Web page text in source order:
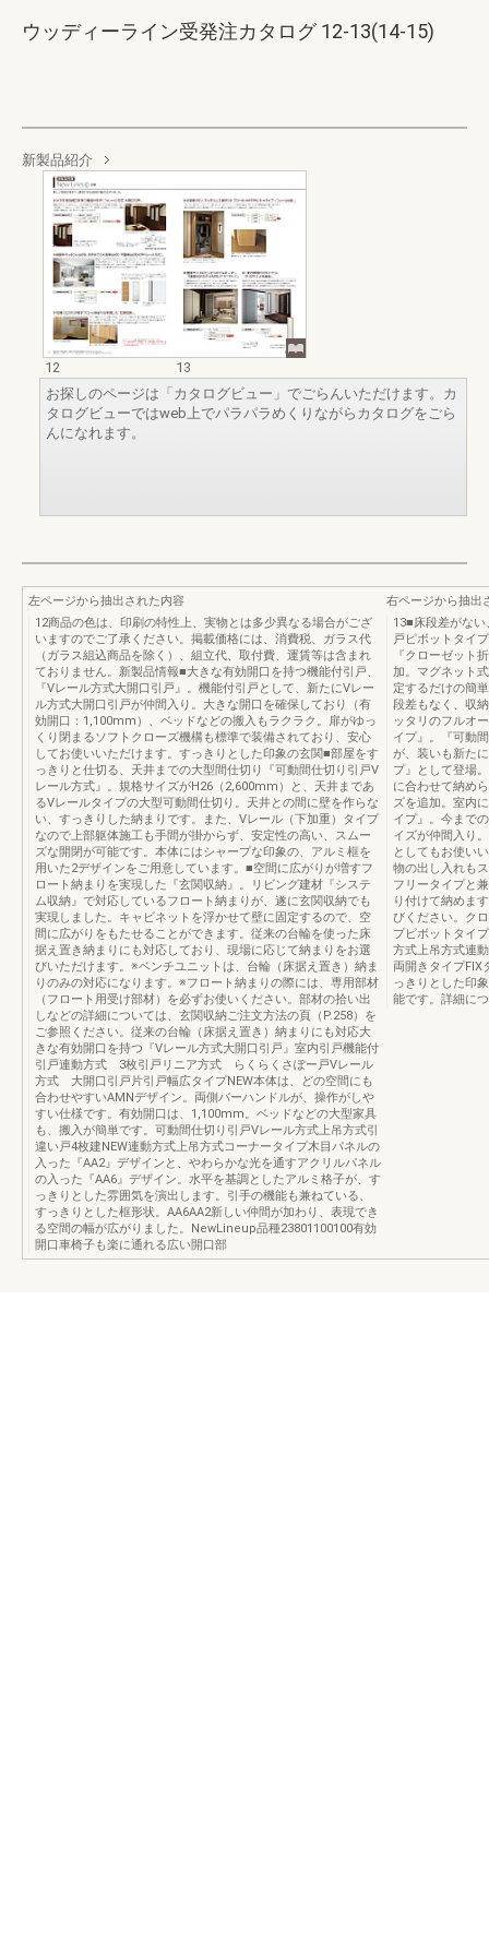
ウッディーライン受発注カタログ 12-13(14-15)
新製品紹介
12
13
お探しのページは「カタログビュー」でごらんいただけます。カ
タログビューではweb上でパラパラめくりながらカタログをごら
んになれます。
左ページから抽出された内容
12商品の色は、印刷の特性上、実物とは多少異なる場合がござ
いますのでご了承ください。掲載価格には、消費税、ガラス代
（ガラス組込商品を除く）、組立代、取付費、運賃等は含まれ
ておりません。新製品情報■大きな有効開口を持つ機能付引戸、
『Vレール方式大開口引戸』。機能付引戸として、新たにVレー
ル方式大開口引戸が仲間入り。大きな開口を確保しており（有
効開口：1,100mm）、ベッドなどの搬入もラクラク。扉がゆっ
くり閉まるソフトクローズ機構も標準で装備されており、安心
してお使いいただけます。すっきりとした印象の玄関■部屋をす
っきりと仕切る、天井までの大型間仕切り『可動間仕切り引戸V
レール方式』。規格サイズがH26（2,600mm）と、天井まであ
るVレールタイプの大型可動間仕切り。天井との間に壁を作らな
い、すっきりした納まりです。また、Vレール（下加重）タイプ
なので上部躯体施工も手間が掛からず、安定性の高い、スムー
ズな開閉が可能です。本体にはシャープな印象の、アルミ框を
用いた2デザインをご用意しています。■空間に広がりが増すフ
ロート納まりを実現した『玄関収納』。リビング建材『システ
ム収納』で対応しているフロート納まりが、遂に玄関収納でも
実現しました。キャビネットを浮かせて壁に固定するので、空
間に広がりをもたせることができます。従来の台輪を使った床
据え置き納まりにも対応しており、現場に応じて納まりをお選
びいただけます。※ベンチユニットは、台輪（床据え置き）納ま
りのみの対応になります。※フロート納まりの際には、専用部材
（フロート用受け部材）を必ずお使いください。部材の拾い出
しなどの詳細については、玄関収納ご注文方法の頁（P.258）を
ご参照ください。従来の台輪（床据え置き）納まりにも対応大
きな有効開口を持つ『Vレール方式大開口引戸』室内引戸機能付
引戸連動方式 3枚引戸リニア方式 らくらくさぽー戸Vレール
方式 大開口引戸片引戸幅広タイプNEW本体は、どの空間にも
合わせやすいAMNデザイン。両側バーハンドルが、操作がしや
すい仕様です。有効開口は、1,100mm。ベッドなどの大型家具
も、搬入が簡単です。可動間仕切り引戸Vレール方式上吊方式引
違い戸4枚建NEW連動方式上吊方式コーナータイプ木目パネルの
入った『AA2』デザインと、やわらかな光を通すアクリルパネル
の入った『AA6』デザイン。水平を基調としたアルミ格子が、す
っきりとした雰囲気を演出します。引手の機能も兼ねている、
すっきりとした框形状。AA6AA2新しい仲間が加わり、表現でき
る空間の幅が広がりました。NewLineup品種23801100100有効
開口車椅子も楽に通れる広い開口部
右ページから抽出
13■床段差がな
戸ピボットタイ
『クローゼット
加。マグネット
定するだけの簡
段差もなく、収
ッタリのフルオ
イプ』。『可動
が、装いも新た
プ』として登場
に合わせて納め
ズを追加。室内
イプ』。今まで
イズが仲間入り
としてもお使い
物の出し入れも
フリータイプと
り付けて納めま
びください。ク
プピボットタイ
方式上吊方式連
両開きタイプFIX
っきりとした印
能です。詳細に